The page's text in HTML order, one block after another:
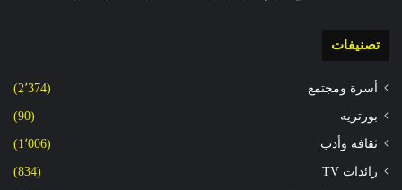
تصنيفات
أسرة ومجتمع (2٬374)
بورتريه (90)
ثقافة وأدب (1٬006)
رائدات TV (834)